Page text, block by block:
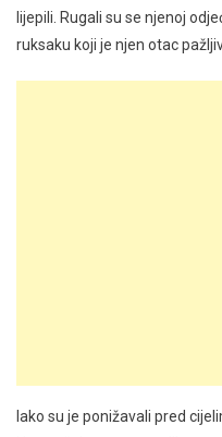
lijepili. Rugali su se njenoj
ruksaku koji je njen otac
Iako su je ponižavali pred